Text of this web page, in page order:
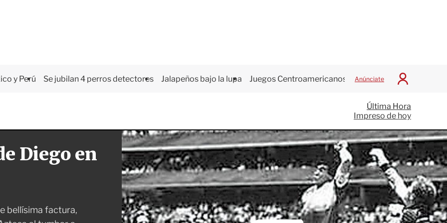
y Perú Se jubilan 4 perros detectores Jalapeños bajo la lupa Juegos Centroamericanos Anúnciate
I
c
i
a
r
S
e
s
i
ó
n
Última Hora
Impreso de hoy
Diego en
bellísima factura,